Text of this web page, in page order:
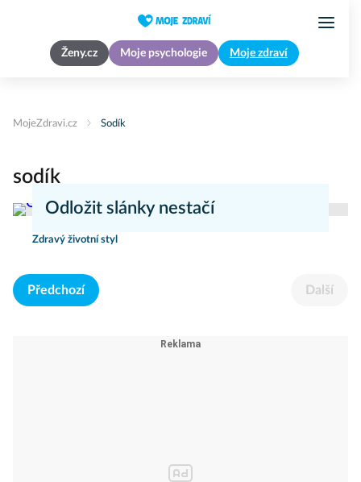
Ženy.cz Moje psychologie Moje zdraví
MojeZdravi.cz Sodík
sodík
Odložit slánky nestačí
Zdravý životní styl
Předchozí Další